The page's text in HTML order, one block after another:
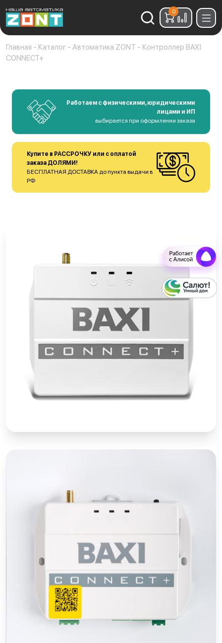
Найти:
0
Главная - Каталог - Автоматика ZONT - Контроллер BAXI
CONNECT+
Работаем с физическими, юридическими
лицами и ИП
выбирается при оформлении заказа
Купите в РАССРОЧКУ или с оплатой
заказа ДОЛЯМИ!
БЕСПЛАТНАЯ ДОСТАВКА до пункта выдачи в
РФ